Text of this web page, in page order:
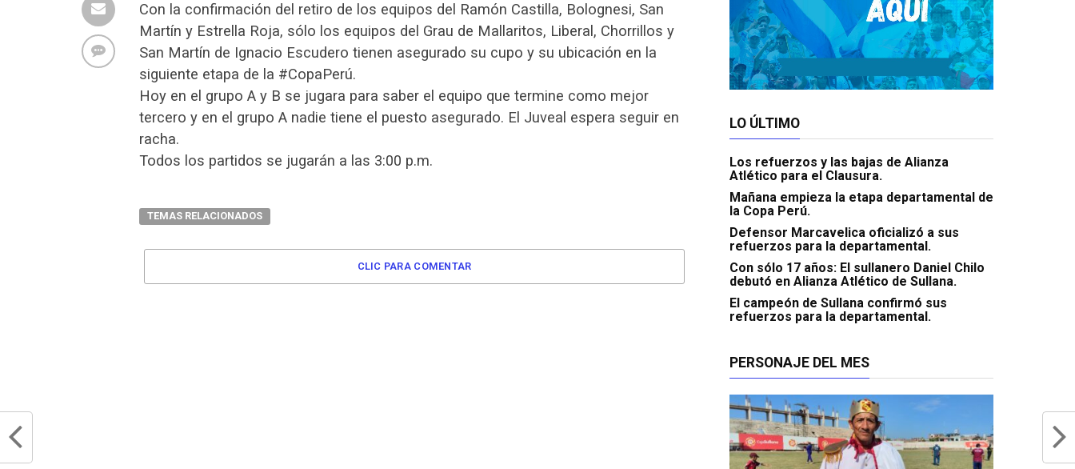
Con la confirmación del retiro de los equipos del Ramón Castilla, Bolognesi, San
Martín y Estrella Roja, sólo los equipos del Grau de Mallaritos, Liberal, Chorrillos y
San Martín de Ignacio Escudero tienen asegurado su cupo y su ubicación en la
siguiente etapa de la #CopaPerú.
Hoy en el grupo A y B se jugara para saber el equipo que termine como mejor
tercero y en el grupo A nadie tiene el puesto asegurado. El Juveal espera seguir en
racha.
Todos los partidos se jugarán a las 3:00 p.m.
TEMAS RELACIONADOS
CLIC PARA COMENTAR
LO ÚLTIMO
Los refuerzos y las bajas de Alianza
Atlético para el Clausura.
Mañana empieza la etapa departamental de
la Copa Perú.
Defensor Marcavelica oficializó a sus
refuerzos para la departamental.
Con sólo 17 años: El sullanero Daniel Chilo
debutó en Alianza Atlético de Sullana.
El campeón de Sullana confirmó sus
refuerzos para la departamental.
PERSONAJE DEL MES